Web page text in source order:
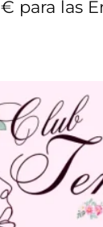
para las